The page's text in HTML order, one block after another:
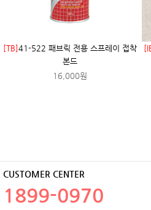
[TB]41-522 패브릭 전용 스프레이 접착
본드
16,000원
CUSTOMER CENTER
1899-0970